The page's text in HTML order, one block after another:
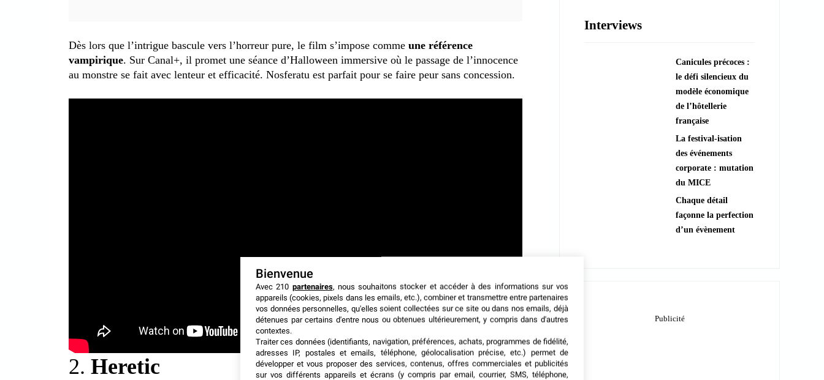
Dès lors que l’intrigue bascule vers l’horreur pure, le film s’impose comme une référence
vampirique. Sur Canal+, il promet une séance d’Halloween immersive où le passage de l’innocence
au monstre se fait avec lenteur et efficacité. Nosferatu est parfait pour se faire peur sans concession.
2. Heretic
???? Explorer les animations
Interviews
Canicules précoces :
le défi silencieux du
modèle économique
de l’hôtellerie
française
La festival-isation
des événements
corporate : mutation
du MICE
Chaque détail
façonne la perfection
d’un évènement
Bienvenue
Avec 210 partenaires, nous souhaitons stocker et accéder à des informations sur vos
appareils (cookies, pixels dans les emails, etc.), combiner et transmettre entre partenaires
vos données personnelles, qu'elles soient collectées sur ce site ou dans nos emails, déjà
détenues par certains d'entre nous ou obtenues ultérieurement, y compris dans d'autres
contextes.
Traiter ces données (identifiants, navigation, préférences, achats, programmes de fidélité,
adresses IP, postales et emails, téléphone, géolocalisation précise, etc.) permet de
développer et vous proposer des services, contenus, offres commerciales et publicités
sur vos différents appareils et écrans (y compris par email, courrier, SMS, téléphone,